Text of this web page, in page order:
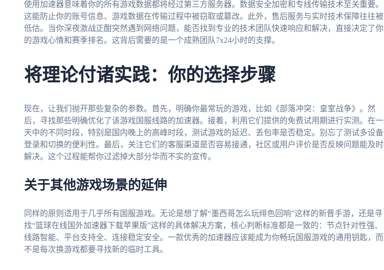
使用加速器意味着你的所有游戏数据都将经过第三方服务器。数据安全加密和专线传输技术至关重要。
这能防止你的账号信息、游戏数据在传输过程中被窃取或篡改。此外，售后服务与实时技术保障往往被
低估。当你深夜激战正酣突然遇到网络问题，能否找到专业的技术团队快速响应和解决，直接决定了你
的游戏心情和赛季排名。这背后需要的是一个成熟团队7x24小时的支撑。
将理论付诸实践：你的选择步骤
现在，让我们抛开那些复杂的参数。首先，明确你最常玩的游戏，比如《部落冲突：皇室战争》。然
后，寻找那些明确优化了该游戏国服线路的加速器。接着，利用它们提供的免费试用期进行实测。在一
天中的不同时段，特别是国内晚上的高峰时段，测试游戏的延迟、丢包率是否稳定。别忘了测试多设备
登录和切换的便利性。最后，关注它们的客服渠道是否容易接通，社区或用户评价是否反映问题能及时
解决。这个过程能帮你过滤掉大部分华而不实的宣传。
关于其他游戏场景的延伸
同样的原则适用于几乎所有国服游戏。无论是想了解“墨西哥怎么玩绯色回响”这样的新晋手游，还是寻
找“篮球在线国外加速器下载苹果版”这样的具体解决方案，核心判断标准都是一致的：节点针对性强、
线路智能、平台支持全、连接稳定安全。一款优秀的加速器应该能成为你畅玩国服游戏的通用钥匙，而
不是每次换游戏都要寻找新的临时工具。